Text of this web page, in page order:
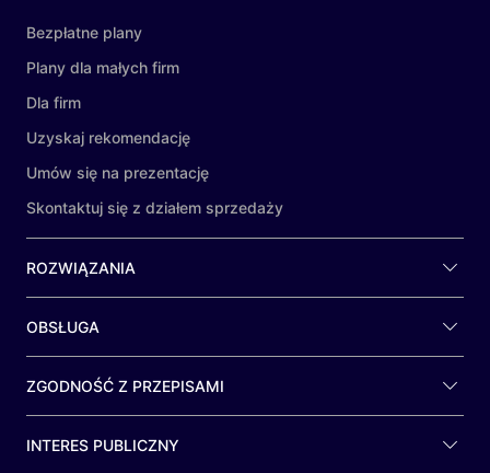
Bezpłatne plany
Plany dla małych firm
Dla firm
Uzyskaj rekomendację
Umów się na prezentację
Skontaktuj się z działem sprzedaży
ROZWIĄZANIA
OBSŁUGA
ZGODNOŚĆ Z PRZEPISAMI
INTERES PUBLICZNY